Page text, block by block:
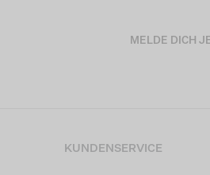
MELDE DICH
KUNDENSERVICE